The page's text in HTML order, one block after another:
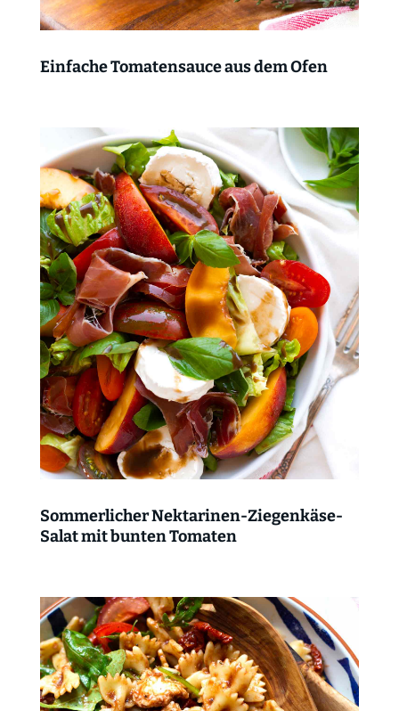
Einfache Tomatensauce aus dem Ofen
Sommerlicher Nektarinen-Ziegenkäse-
Salat mit bunten Tomaten